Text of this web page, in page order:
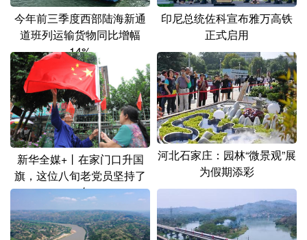
今年前三季度西部陆海新通
道班列运输货物同比增幅
14%
印尼总统佐科宣布雅万高铁
正式启用
新华全媒+丨在家门口升国
旗，这位八旬老党员坚持了
29年
河北石家庄：园林“微景观”展
为假期添彩